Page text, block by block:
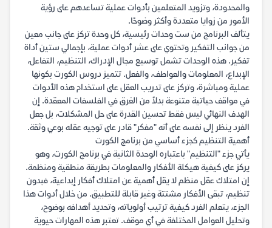
والمحدودة، وتزويد المتعلمين بأدوات عملية تساعدهم على رؤية
الأمور من زوايا متعددة وأكثر وضوحًا.
يتألف البرنامج من ست وحدات رئيسية، كل وحدة تركز على جانب معين
من جوانب التفكير وتحتوي على عشر أدوات عملية، بإجمالي ستين أداة
تفكير. هذه الوحدات تشمل توسيع مجال الإدراك، التنظيم، التفاعل،
الإبداع، المعلومات والعواطف، والفعل. تتميز دروس الكورت بكونها
عملية ومباشرة، وتركز على تدريب العقل على استخدام هذه الأدوات
في مواقف حياتية متنوعة بدلاً من الغرق في الفلسفات المعقدة. إن
الهدف النهائي ليس فقط تحسين القدرة على حل المشكلات، بل جعل
الفرد ينظر إلى نفسه على أنه "مفكر" قادر على توجيه عقله بوعي وثقة.
أهمية التنظيم كجزء أساسي من برنامج الكورت
يأتي جزء "التنظيم" باعتباره الوحدة الثانية في برنامج الكورت، وهو
يركز على كيفية هيكلة الأفكار والمعلومات بطريقة منطقية ومنظمة.
إن امتلاك عقل منظم لا يقل أهمية عن امتلاك أفكار إبداعية، فبدون
تنظيم، تبقى الأفكار مشتتة وغير قابلة للتطبيق. من خلال أدوات هذا
الجزء، يتعلم الفرد كيفية ترتيب أولوياته، وتحديد أهدافه بوضوح،
وتحليل العوامل المختلفة في أي موقف. تعتبر هذه المهارات حيوية